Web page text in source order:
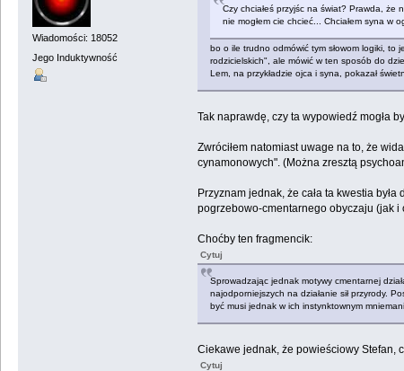
Wiadomości: 18052
Jego Induktywność
Czy chciałeś przyjśc na świat? Prawda, że
nie mogłem cie chcieć... Chciałem syna w
bo o ile trudno odmówić tym słowom logiki, to
rodzicielskich", ale mówić w ten sposób do
Lem, na przykładzie ojca i syna, pokazał
Tak naprawdę, czy ta wypowiedź mogła
Zwróciłem natomiast uwage na to, że
cynamonowych". (Można zresztą
Przyznam jednak, że cała ta kwestia
pogrzebowo-cmentarnego obyczaju (jak i
Choćby ten fragmencik:
Cytuj
Sprowadzając jednak motywy cmentarnej
najodporniejszych na działanie sił przyrody.
być musi jednak w ich instynktownym
Ciekawe jednak, że powieściowy Stefan,
Cytuj